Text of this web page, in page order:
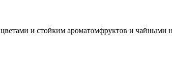
и стойким ароматомфруктов и чайными